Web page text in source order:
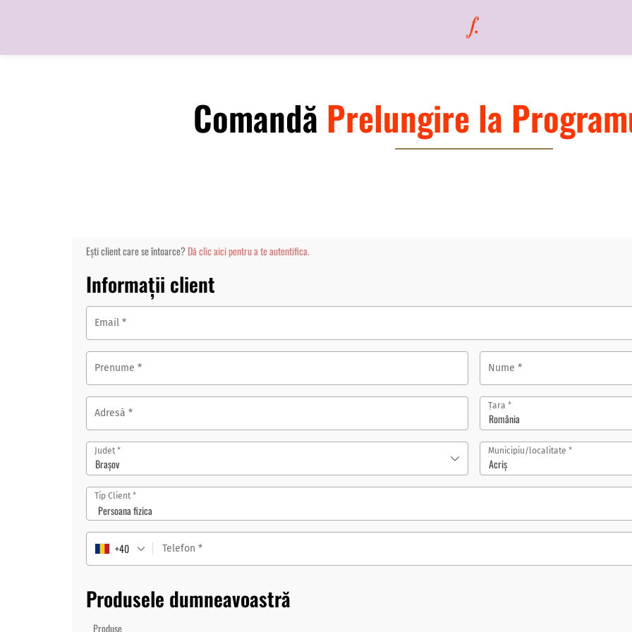
Comandă Prelungire la
Ești client care se întoarce? Dă clic aici pentru a te autentifica.
Informații client
Email *
Prenume * Nume *
Adresă *
Țara *
România
Județ *
Brașov
Municipiu/localitate *
Acriş
Tip Client *
Telefon *
+40
Produsele dumneavoastră
Produse